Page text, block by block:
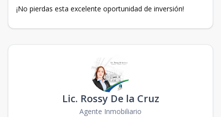
¡No pierdas esta excelente oportunidad de inversión!
Lic. Rossy De la Cruz
Agente Inmobiliario